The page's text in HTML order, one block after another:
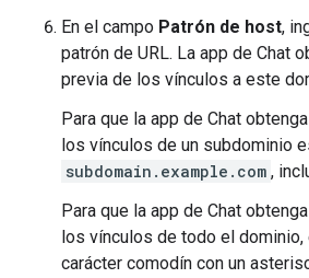
En el campo Patrón de host,
patrón de URL. La app de Chat
previa de los vínculos a este
Para que la app de Chat
los vínculos de un subdominio
subdomain.example.com ,
Para que la app de Chat
los vínculos de todo el
carácter comodín con un